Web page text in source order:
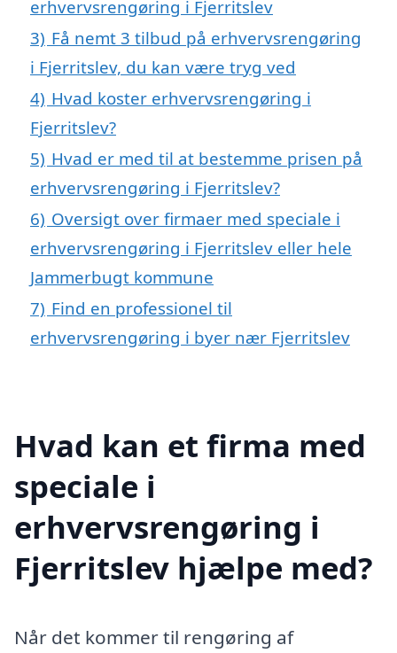
erhvervsrengøring i Fjerritslev
3) Få nemt 3 tilbud på erhvervsrengøring
i Fjerritslev, du kan være tryg ved
4) Hvad koster erhvervsrengøring i
Fjerritslev?
5) Hvad er med til at bestemme prisen på
erhvervsrengøring i Fjerritslev?
6) Oversigt over firmaer med speciale i
erhvervsrengøring i Fjerritslev eller hele
Jammerbugt kommune
7) Find en professionel til
erhvervsrengøring i byer nær Fjerritslev
Hvad kan et firma med
speciale i
erhvervsrengøring i
Fjerritslev hjælpe med?
Når det kommer til rengøring af